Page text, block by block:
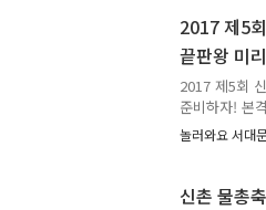
VS 외계인 ※
다. 다행히
도움이 될 것
이고 있으며,
2017 제5
끝판왕 미
2017 제5회
준비하자! 본
데요..ㅠㅠ 이
바로 '신촌물
만나볼까요~
놀러와요 서대
신촌 물총